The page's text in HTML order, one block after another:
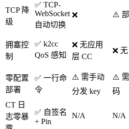
TCP 降
级
✅ TCP-
WebSocket
自动切换
❌ ⚠️
拥塞控
制
✅ k2cc
QoS 感知
❌ 无应用
层 CC
❌ 无
零配置
部署
✅ 一行命
令
⚠️ 需手动
分发 key
⚠️
码
CT 日
志零暴
✅ 自签名
+ Pin
N/A N/A